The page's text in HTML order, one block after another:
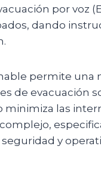
por voz
dando
permite una
de evacuación
minimiza las
y